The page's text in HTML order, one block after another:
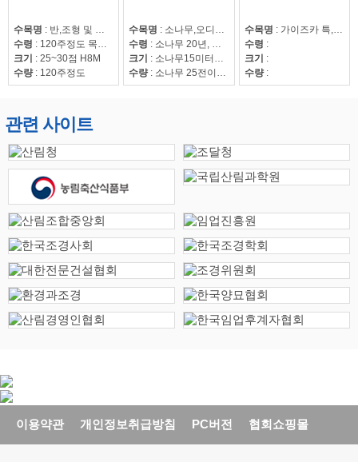
수목명 : 반,조형 및 자연송
수령 : 120주정도 목대 50만
크기 : 25~30점 H8M
수량 : 120주정도
수목명 : 소나무,오디뽕나무
수령 : 소나무 20년, 오디뽕나무7년
크기 : 소나무15미터이상
수량 : 소나무 25전이상85수, 25전이하220수, 뽕나무 42수
수목명 : 가이즈카 특,회화15~30,조형해송,중국단풍 특 20점,해송8~20,느티나무20~50,회화15~30
수령 :
크기 :
수량 :
관련 사이트
이용약관 개인정보취급방침 PC버전 협회쇼핑몰